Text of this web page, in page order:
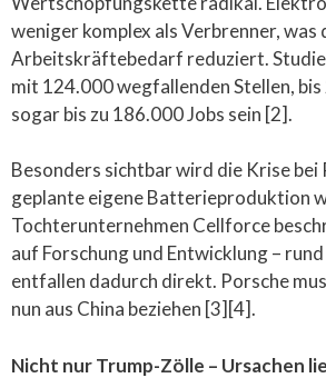
weniger komplex als Verbrenner, was
Arbeitskräftebedarf reduziert.
mit 124.000 wegfallenden Stellen,
sogar bis zu 186.000 Jobs sein [2].
Besonders sichtbar wird die Krise bei
geplante eigene Batterieproduktion
Tochterunternehmen Cellforce
auf Forschung und Entwicklung –
entfallen dadurch direkt. Porsche
nun aus China beziehen [3][4].
Nicht nur Trump-Zölle – Ursachen